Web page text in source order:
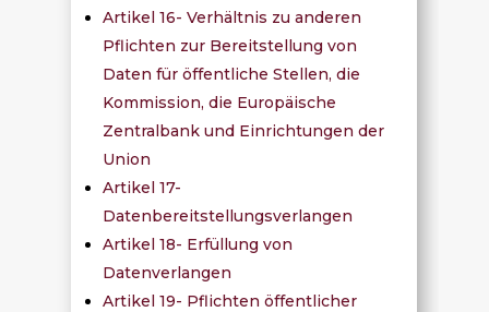
Artikel 16- Verhältnis zu anderen
Pflichten zur Bereitstellung von
Daten für öffentliche Stellen, die
Kommission, die Europäische
Zentralbank und Einrichtungen der
Union
Artikel 17-
Datenbereitstellungsverlangen
Artikel 18- Erfüllung von
Datenverlangen
Artikel 19- Pflichten öffentlicher